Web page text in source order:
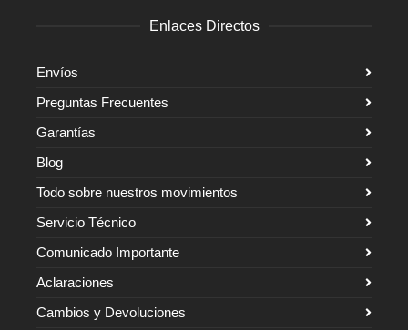
Enlaces Directos
Envíos
Preguntas Frecuentes
Garantías
Blog
Todo sobre nuestros movimientos
Servicio Técnico
Comunicado Importante
Aclaraciones
Cambios y Devoluciones